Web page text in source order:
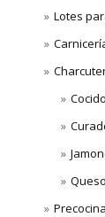
Lotes